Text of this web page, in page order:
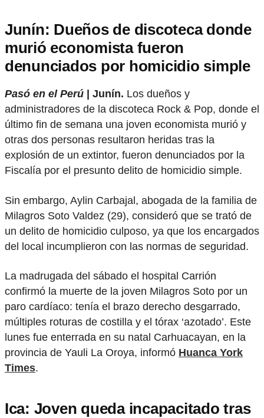
Junín: Dueños de discoteca donde
murió economista fueron
denunciados por homicidio simple
Pasó en el Perú | Junín. Los dueños y
administradores de la discoteca Rock & Pop, donde el
último fin de semana una joven economista murió y
otras dos personas resultaron heridas tras la
explosión de un extintor, fueron denunciados por la
Fiscalía por el presunto delito de homicidio simple.
Sin embargo, Aylin Carbajal, abogada de la familia de
Milagros Soto Valdez (29), consideró que se trató de
un delito de homicidio culposo, ya que los encargados
del local incumplieron con las normas de seguridad.
La madrugada del sábado el hospital Carrión
confirmó la muerte de la joven Milagros Soto por un
paro cardíaco: tenía el brazo derecho desgarrado,
múltiples roturas de costilla y el tórax ‘azotado’. Este
lunes fue enterrada en su natal Carhuacayan, en la
provincia de Yauli La Oroya, informó Huanca York
Times.
Ica: Joven queda incapacitado tras